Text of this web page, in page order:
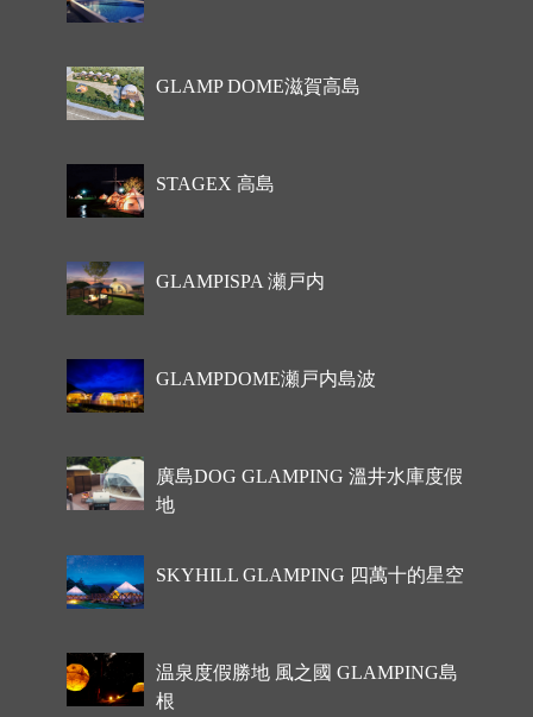
GLAMP DOME滋賀高島
STAGEX 高島
GLAMPISPA 瀬戸内
GLAMPDOME瀬戸内島波
廣島DOG GLAMPING 溫井水庫度假
地
SKYHILL GLAMPING 四萬十的星空
温泉度假勝地 風之國 GLAMPING島
根